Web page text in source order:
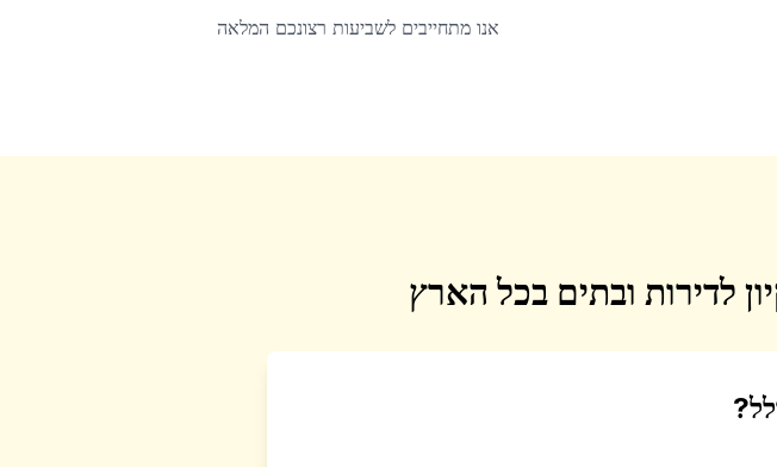
אנו מתחייבים לשביעות רצונכם המלאה
לדירות ובתים בכל הארץ